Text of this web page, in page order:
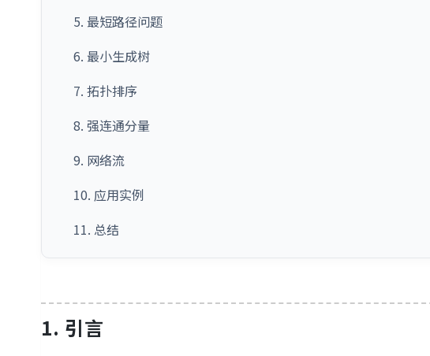
5. 最短路径问题
6. 最小生成树
7. 拓扑排序
8. 强连通分量
9. 网络流
10. 应用实例
11. 总结
1. 引言